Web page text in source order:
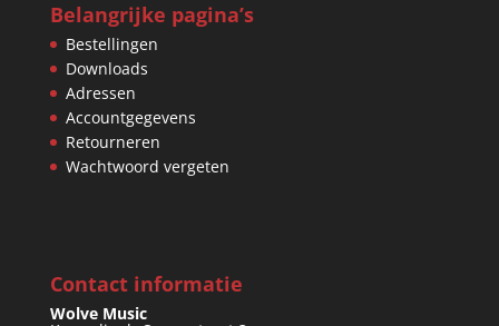
Belangrijke pagina’s
Bestellingen
Downloads
Adressen
Accountgegevens
Retourneren
Wachtwoord vergeten
Contact informatie
Wolve Music